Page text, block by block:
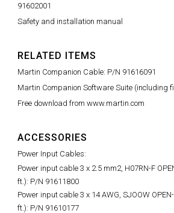
91602001
Safety and installation manual
RELATED ITEMS
Martin Companion Cable: P/N 91616091
Martin Companion Software Suite (including
Free download from www.martin.com
ACCESSORIES
Power Input Cables:
Power input cable 3 x 2.5 mm2, H07RN-F
ft.): P/N 91611800
Power input cable 3 x 14 AWG, SJOOW
ft.): P/N 91610177